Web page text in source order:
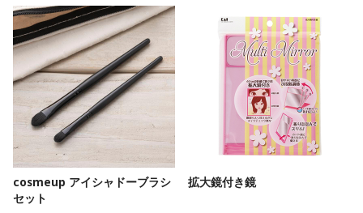
cosmeup アイシャドーブラシ
セット
拡大鏡付き鏡